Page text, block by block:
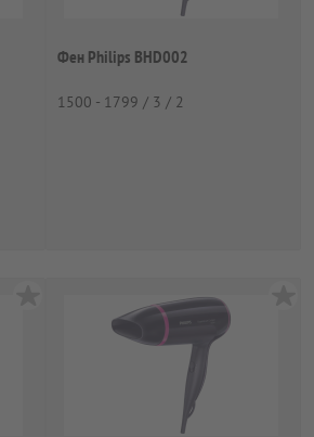
Фен Philips BHD002
1500 - 1799 / 3 / 2